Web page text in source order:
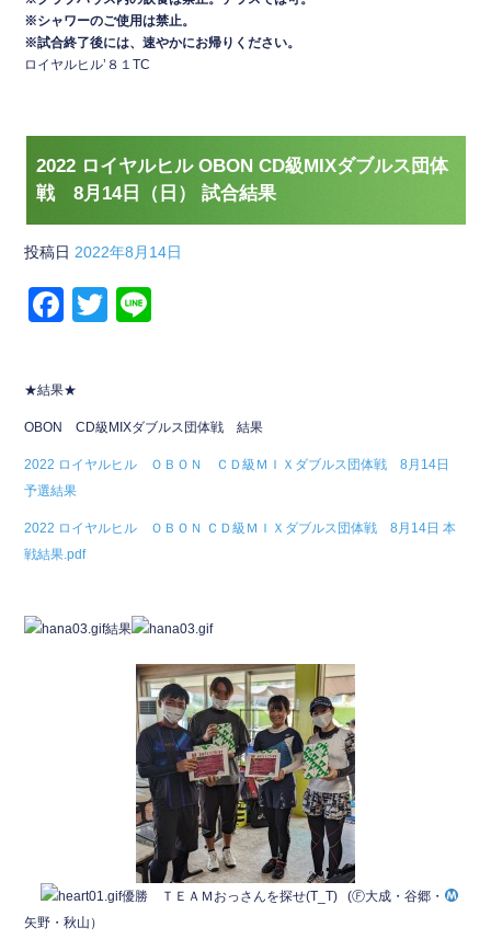
※シャワーのご使用は禁止。
※試合終了後には、速やかにお帰りください。
ロイヤルヒル’８１TC
2022 ロイヤルヒル OBON CD級MIXダブルス団体
戦 8月14日（日） 試合結果
投稿日 2022年8月14日
F
c
b
o
o
k
T
★結果★
OBON CD級MIXダブルス団体戦 結果
2022 ロイヤルヒル ＯＢＯＮ ＣＤ級ＭＩＸダブルス団体戦 8月14日
予選結果
2022 ロイヤルヒル ＯＢＯＮ ＣＤ級ＭＩＸダブルス団体戦 8月14日 本
戦結果.pdf
結果
優勝 ＴＥＡＭおっさんを探せ(T_T) (Ⓕ大成・谷郷・
矢野・秋山）